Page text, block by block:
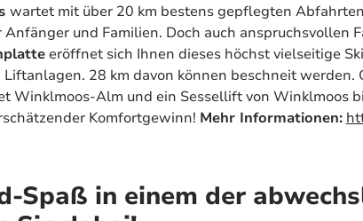
wartet mit über 20 km bestens gepflegten
und Familien. Doch auch anspruchsvollen
eröffnet sich Ihnen dieses höchst vielseitige
28 km davon können beschneit werden.
Winklmoos-Alm und ein Sessellift von Winklmoos
Komfortgewinn! Mehr Informationen:
Spaß in einem der